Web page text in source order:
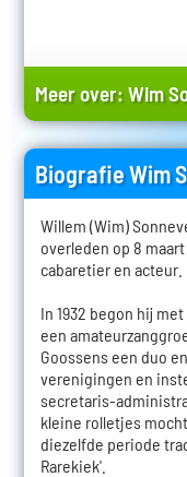
Meer over:Wim
Biografie Wim
Willem (Wim)
overleden op 8
cabaretier en acteur.
In 1932 begon hij
een
Goossens een duo
verenigingen en
secretaris-
kleine rolletjes
diezelfde periode
Rarekiek'.